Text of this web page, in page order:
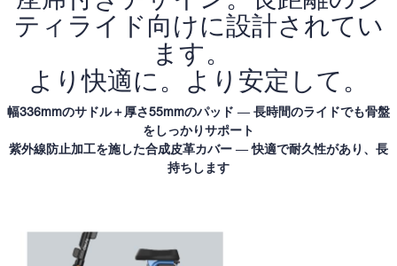
ティライド向けに設計されてい
ます。
より快適に。より安定して。
幅336mmのサドル＋厚さ55mmのパッド ― 長時間のライドでも骨盤
をしっかりサポート
紫外線防止加工を施した合成皮革カバー ― 快適で耐久性があり、長
持ちします